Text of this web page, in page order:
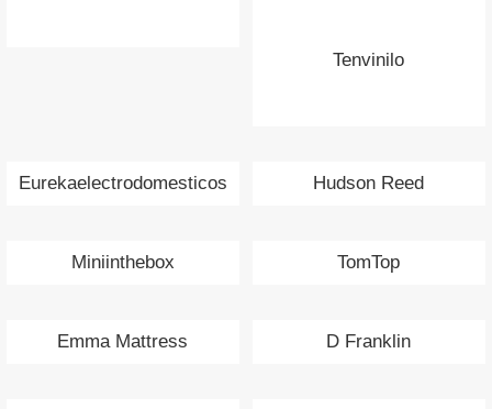
Tenvinilo
Eurekaelectrodomesticos Hudson Reed
Miniinthebox TomTop
Emma Mattress D Franklin